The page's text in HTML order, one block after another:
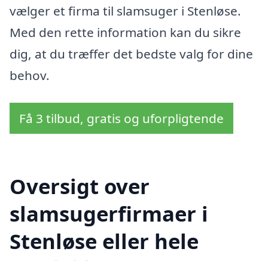
vælger et firma til slamsuger i Stenløse.
Med den rette information kan du sikre
dig, at du træffer det bedste valg for dine
behov.
Få 3 tilbud, gratis og uforpligtende
Oversigt over
slamsugerfirmaer i
Stenløse eller hele